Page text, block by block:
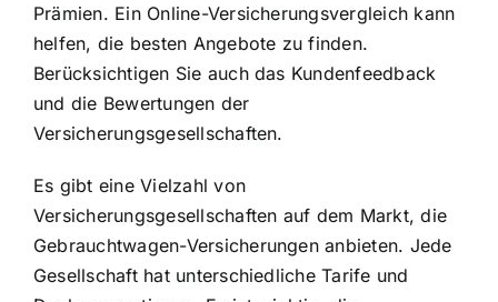
Prämien. Ein Online-Versicherungsvergleich kann
helfen, die besten Angebote zu finden.
Berücksichtigen Sie auch das Kundenfeedback
und die Bewertungen der
Versicherungsgesellschaften.
Es gibt eine Vielzahl von
Versicherungsgesellschaften auf dem Markt, die
Gebrauchtwagen-Versicherungen anbieten. Jede
Gesellschaft hat unterschiedliche Tarife und